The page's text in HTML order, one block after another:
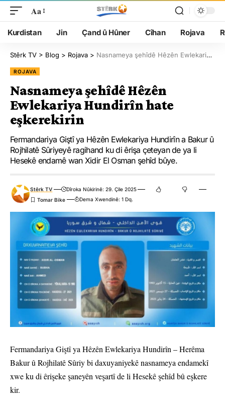
Aa
Kurdistan Jin Çand û Hûner Cîhan Rojava
Stêrk TV > Blog > Rojava > Nasnameya şehîdê Hêzên Ewlekariya Hundirîn hate eşkerekirin
ROJAVA
Nasnameya şehîdê Hêzên
Ewlekariya Hundirîn hate
eşkerekirin
Fermandariya Giştî ya Hêzên Ewlekariya Hundirîn a Bakur û
Rojhilatê Sûriyeyê ragihand ku di êrişa çeteyan de ya li
Hesekê endamê wan Xidir El Osman şehîd bûye.
Stêrk TV
Dîroka Nûkirinê: 29. Çile 2025
Dema Xwendinê: 1 Dq.
Fermandariya Giştî ya Hêzên Ewlekariya Hundirîn – Herêma
Bakur û Rojhilatê Sûriy bi daxuyaniyekê nasnameya endamekî
xwe ku di êrişeke şaneyên veşartî de li Hesekê şehîd bû eşkere
kir.